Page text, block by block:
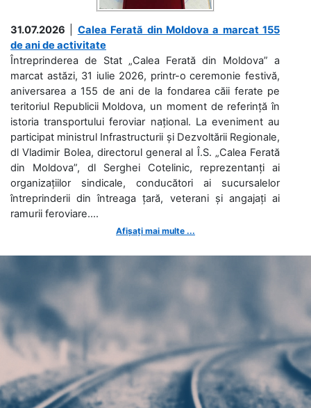
31.07.2026
Calea Ferată din Moldova a marcat 155
de ani de activitate
Întreprinderea de Stat „Calea Ferată din Moldova” a
marcat astăzi, 31 iulie 2026, printr-o ceremonie festivă,
aniversarea a 155 de ani de la fondarea căii ferate pe
teritoriul Republicii Moldova, un moment de referință în
istoria transportului feroviar național. La eveniment au
participat ministrul Infrastructurii și Dezvoltării Regionale,
dl Vladimir Bolea, directorul general al Î.S. „Calea Ferată
din Moldova”, dl Serghei Cotelinic, reprezentanți ai
organizațiilor sindicale, conducători ai sucursalelor
întreprinderii din întreaga țară, veterani și angajați ai
ramurii feroviare....
Afișați mai multe ...